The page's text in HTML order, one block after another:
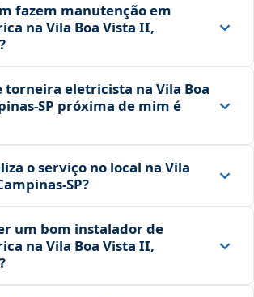
fazem manutenção em
na Vila Boa Vista II,
torneira eletricista na Vila Boa
próxima de mim é
o serviço no local na Vila
um bom instalador de
na Vila Boa Vista II,